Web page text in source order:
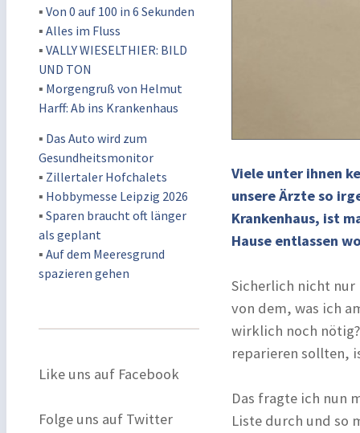
▪ Von 0 auf 100 in 6 Sekunden
▪ Alles im Fluss
▪ VALLY WIESELTHIER: BILD
UND TON
▪ Morgengruß von Helmut
Harff: Ab ins Krankenhaus
▪ Das Auto wird zum
Gesundheitsmonitor
▪ Zillertaler Hofchalets
▪ Hobbymesse Leipzig 2026
▪ Sparen braucht oft länger
als geplant
▪ Auf dem Meeresgrund
spazieren gehen
Like uns auf Facebook
Folge uns auf Twitter
Viele unter ihnen
unsere Ärzte so
Krankenhaus, ist
Hause entlassen
Sicherlich nicht nur
von dem, was ich
wirklich noch
reparieren sollten,
Das fragte ich nun
Liste durch und so